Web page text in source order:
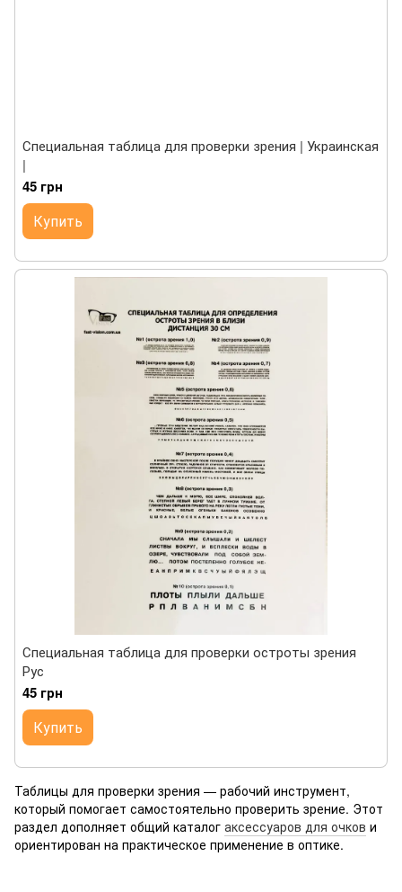
Специальная таблица для проверки зрения | Украинская
|
45 грн
Купить
Специальная таблица для проверки остроты зрения
Рус
45 грн
Купить
Таблицы для проверки зрения — рабочий инструмент,
который помогает самостоятельно проверить зрение. Этот
раздел дополняет общий каталог аксессуаров для очков и
ориентирован на практическое применение в оптике.